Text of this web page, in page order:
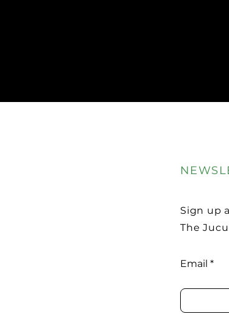
Sign up
The
Email